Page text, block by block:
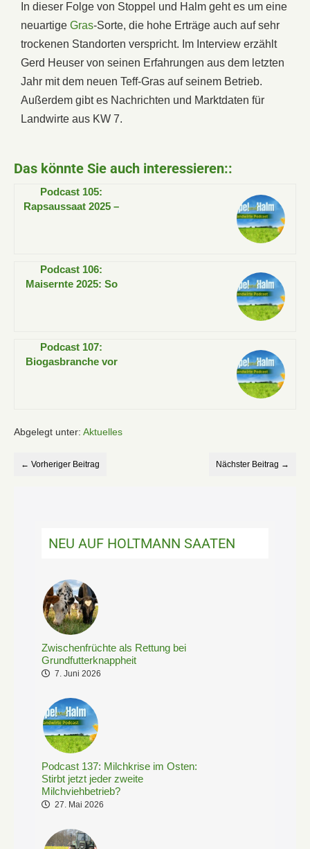
In dieser Folge von Stoppel und Halm geht es um eine
neuartige Gras-Sorte, die hohe Erträge auch auf sehr
trockenen Standorten verspricht. Im Interview erzählt
Gerd Heuser von seinen Erfahrungen aus dem letzten
Jahr mit dem neuen Teff-Gras auf seinem Betrieb.
Außerdem gibt es Nachrichten und Marktdaten für
Landwirte aus KW 7.
Das könnte Sie auch interessieren::
Podcast 105:
Rapsaussaat 2025 –
Podcast 106:
Maisernte 2025: So
Podcast 107:
Biogasbranche vor
Abgelegt unter: Aktuelles
← Vorheriger Beitrag Nächster Beitrag →
NEU AUF HOLTMANN SAATEN
Zwischenfrüchte als Rettung bei
Grundfutterknappheit
7. Juni 2026
Podcast 137: Milchkrise im Osten:
Stirbt jetzt jeder zweite
Milchviehbetrieb?
27. Mai 2026